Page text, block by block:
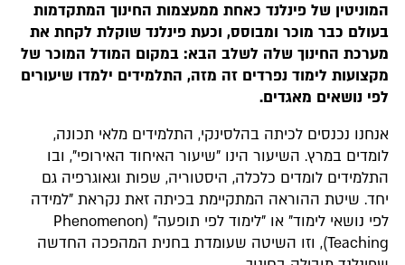
המוניטין של פינלנד כאחת ממעצמות החינוך המתקדמות
בעולם כבר מוכר ומבוסס, וכעת פינלנד שוקלת לקחת את
מערכת החינוך שלה לשלב הבא: במקום המודל המוכר של
מקצועות לימוד נפרדים זה מזה, התלמידים ילמדו שיעורים
לפי נושאים מאגדים.
אנחנו נכנסים לכיתה בהלסינקי, התלמידים מלאי תכונה,
לומדים במרץ. השיעור הינו "שיעור האיחוד האירופי", ובו
התלמידים לומדים כלכלה, היסטוריה, שפות וגאוגרפיה גם
יחד. שיטת ההוראה המתקיימת בכיתה זאת נקראת "למידה
לפי נושאי לימוד" או "לימוד לפי תופעה" (Phenomenon
Teaching), וזו השיטה שעומדת בחנית המהפכה החדשה